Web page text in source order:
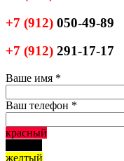
+7 (912) 050-49-89
+7 (912) 291-17-17
Ваше имя *
Ваш телефон *
красный
желтый